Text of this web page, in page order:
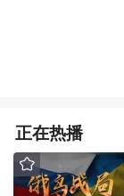
正在热播